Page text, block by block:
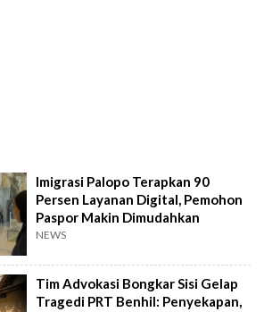
Imigrasi Palopo Terapkan 90
Persen Layanan Digital, Pemohon
Paspor Makin Dimudahkan
NEWS
Tim Advokasi Bongkar Sisi Gelap
Tragedi PRT Benhil: Penyekapan,